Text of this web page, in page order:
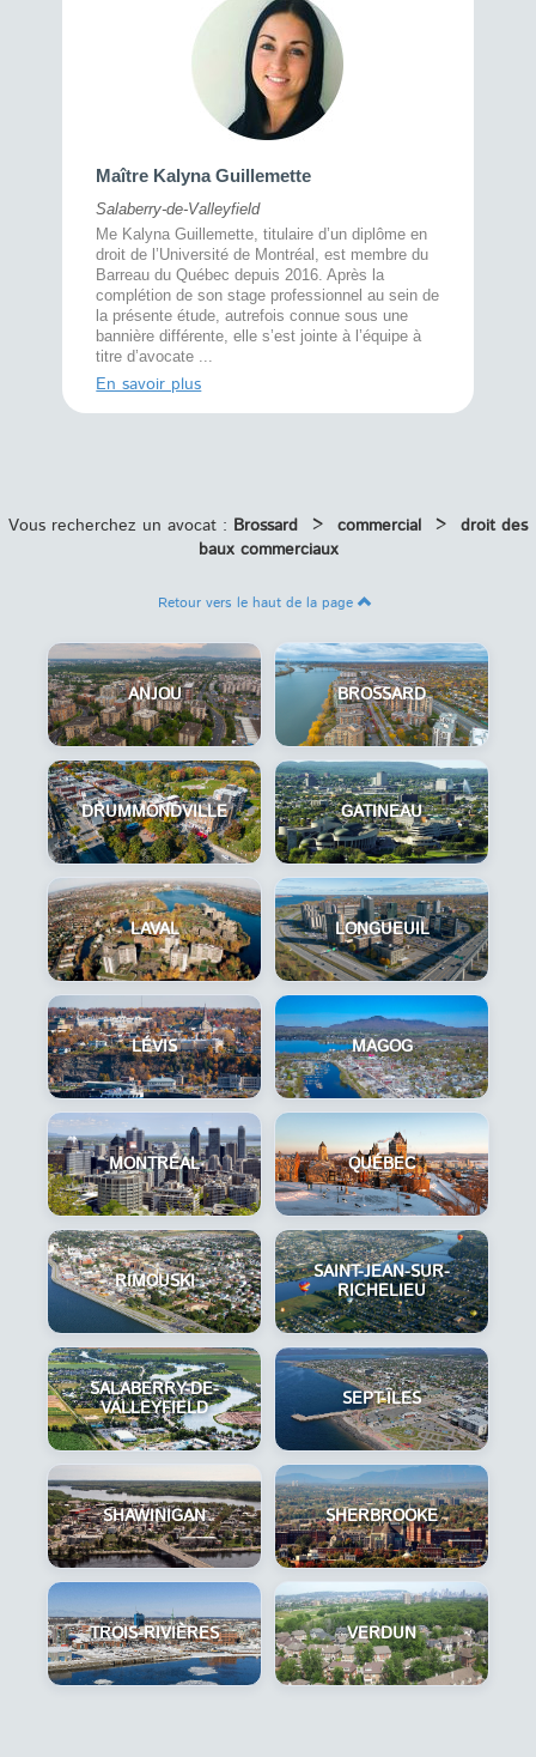
Maître Kalyna Guillemette
Salaberry-de-Valleyfield
Me Kalyna Guillemette, titulaire d’un diplôme en
droit de l’Université de Montréal, est membre du
Barreau du Québec depuis 2016. Après la
complétion de son stage professionnel au sein de
la présente étude, autrefois connue sous une
bannière différente, elle s’est jointe à l’équipe à
titre d’avocate ...
En savoir plus
Vous recherchez un avocat : Brossard > commercial > droit des
baux commerciaux
Retour vers le haut de la page
ANJOU BROSSARD
DRUMMONDVILLE GATINEAU
LAVAL LONGUEUIL
LÉVIS MAGOG
MONTRÉAL QUÉBEC
RIMOUSKI
SAINT-JEAN-SUR-
RICHELIEU
SALABERRY-DE-
VALLEYFIELD
SEPT-ÎLES
SHAWINIGAN SHERBROOKE
TROIS-RIVIÈRES VERDUN